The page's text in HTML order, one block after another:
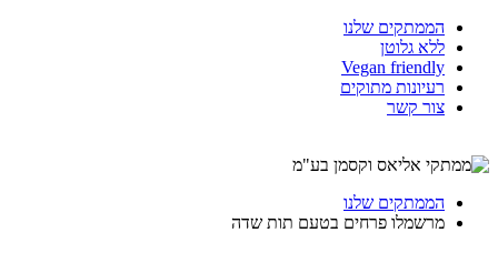
הממתקים שלנו
ללא גלוטן
Vegan friendly
רעיונות מתוקים
צור קשר
הממתקים שלנו
מרשמלו פרחים בטעם תות שדה